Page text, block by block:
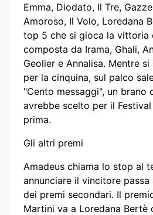
Emma, Diodato, Il Tre,
Amoroso, Il Volo, Loredana
top 5 che si gioca la vittoria
composta da Irama, Ghali,
Geolier e Annalisa. Mentre
per la cinquina, sul palco
"Cento messaggi", un brano
avrebbe scelto per il
prima.
Gli altri premi
Amadeus chiama lo stop al
annunciare il vincitore passa
dei premi secondari. Il
Martini va a Loredana Bertè